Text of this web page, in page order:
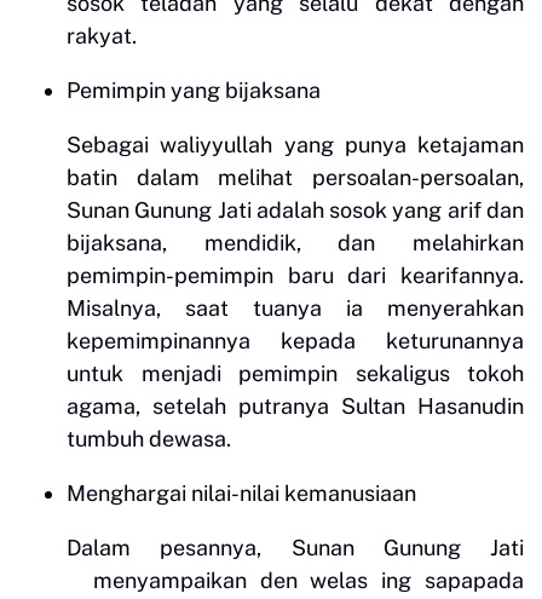
rakyat.
Pemimpin yang bijaksana
Sebagai waliyyullah yang punya ketajaman
batin dalam melihat persoalan-persoalan,
Sunan Gunung Jati adalah sosok yang arif dan
bijaksana, mendidik, dan melahirkan
pemimpin-pemimpin baru dari kearifannya.
Misalnya, saat tuanya ia menyerahkan
kepemimpinannya kepada keturunannya
untuk menjadi pemimpin sekaligus tokoh
agama, setelah putranya Sultan Hasanudin
tumbuh dewasa.
Menghargai nilai-nilai kemanusiaan
Dalam pesannya, Sunan Gunung Jati
menyampaikan den welas ing sapapada